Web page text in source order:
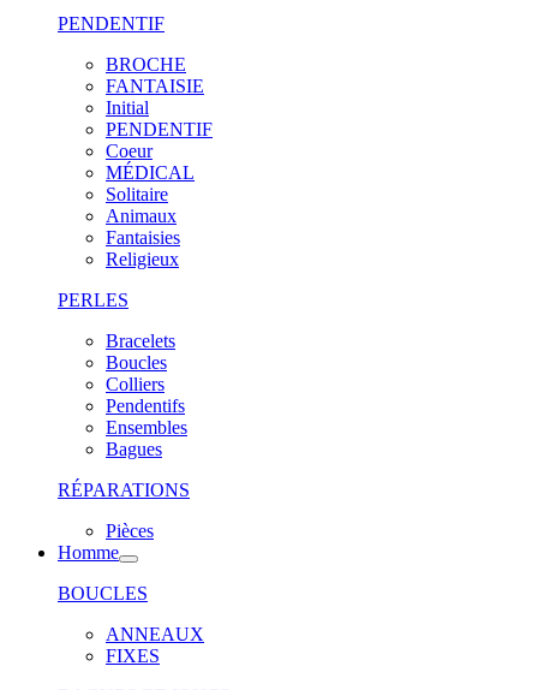
PENDENTIF
BROCHE
FANTAISIE
Initial
PENDENTIF
Coeur
MÉDICAL
Solitaire
Animaux
Fantaisies
Religieux
PERLES
Bracelets
Boucles
Colliers
Pendentifs
Ensembles
Bagues
RÉPARATIONS
Pièces
Homme
BOUCLES
ANNEAUX
FIXES